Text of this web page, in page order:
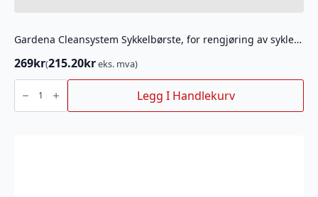
Gardena Cleansystem Sykkelbørste, for rengjøring av sykler, hengere
269kr(215.20kreks. mva)
Gardena
Cleansystem
Sykkelbørste,
for
Legg I Handlekurv